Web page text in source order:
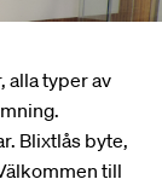
alla typer av
Blixtlås byte,
till